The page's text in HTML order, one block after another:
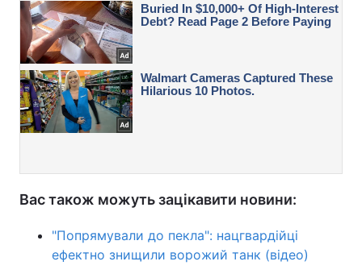
Вас також можуть зацікавити новини:
"Попрямували до пекла": нацгвардійці
ефектно знищили ворожий танк (відео)